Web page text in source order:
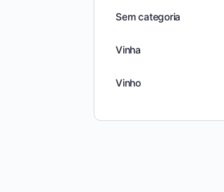
Sem categoria
Vinha
Vinho